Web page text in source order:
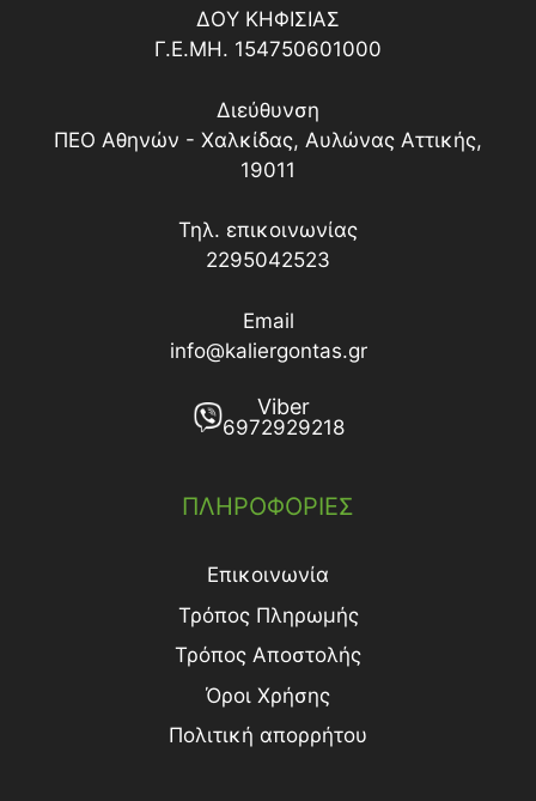
ΔΟY ΚΗΦΙΣΙΑΣ
Γ.Ε.ΜΗ. 154750601000
Διεύθυνση
ΠΕΟ Αθηνών - Χαλκίδας, Αυλώνας Αττικής,
19011
Τηλ. επικοινωνίας
2295042523
Email
info@kaliergontas.gr
Viber
6972929218
ΠΛΗΡΟΦΟΡΙΕΣ
Επικοινωνία
Τρόπος Πληρωμής
Τρόπος Aποστολής
Όροι Χρήσης
Πολιτική απορρήτου